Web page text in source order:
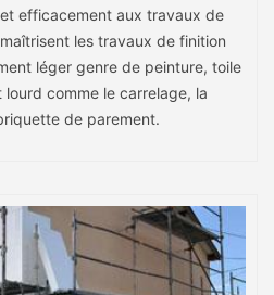
efficacement aux travaux de
les travaux de finition
léger genre de peinture, toile
comme le carrelage, la
de parement.